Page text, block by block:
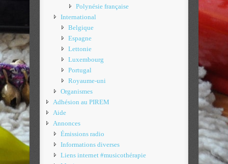
Polynésie française
International
Belgique
Espagne
Lettonie
Luxembourg
Portugal
Royaume-uni
Organismes
Adhésion au PIREM
Aide
Annonces
Émissions radio
Informations diverses
Liens internet #musicothérapie